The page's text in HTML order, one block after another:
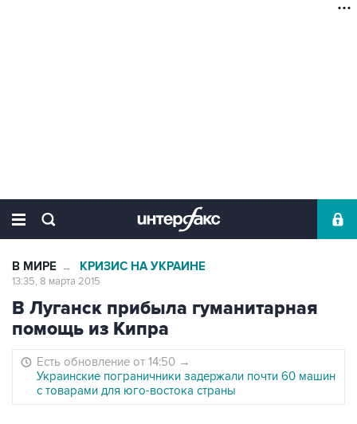
В МИРЕ → КРИЗИС НА УКРАИНЕ
13:35, 8 марта 2015
В Луганск прибыла гуманитарная
помощь из Кипра
Есть обновление от 14:50 →
Украинские пограничники задержали почти 60 машин
с товарами для юго-востока страны